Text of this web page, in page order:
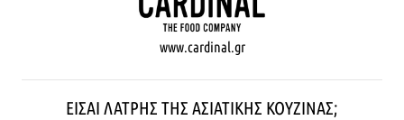
www.cardinal.gr
ΕΊΣΑΙ ΛΆΤΡΗΣ ΤΗΣ ΑΣΙΑΤΙΚΉΣ ΚΟΥΖΊΝΑΣ;